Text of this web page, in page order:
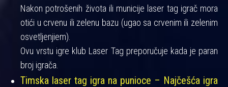
Nakon potrošenih života ili municije laser tag igrač mora
otići u crvenu ili zelenu bazu (ugao sa crvenim ili zelenim
osvetljenjiem).
Ovu vrstu igre klub Laser Tag preporučuje kada je paran
broj igrača.
Timska laser tag igra na punioce – Najčešća igra